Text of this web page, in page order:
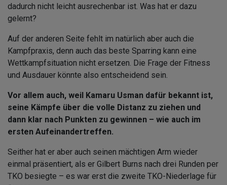
dadurch nicht leicht ausrechenbar ist. Was hat er dazu
gelernt?
Auf der anderen Seite fehlt im natürlich aber auch die
Kampfpraxis, denn auch das beste Sparring kann eine
Wettkampfsituation nicht ersetzen. Die Frage der Fitness
und Ausdauer könnte also entscheidend sein.
Vor allem auch, weil Kamaru Usman dafür bekannt ist,
seine Kämpfe über die volle Distanz zu ziehen und
dann klar nach Punkten zu gewinnen – wie auch im
ersten Aufeinandertreffen.
Seither hat er aber auch seinen mächtigen Arm wieder
einmal präsentiert, als er Gilbert Burns nach drei Runden per
TKO besiegte – es war erst die zweite TKO-Niederlage für